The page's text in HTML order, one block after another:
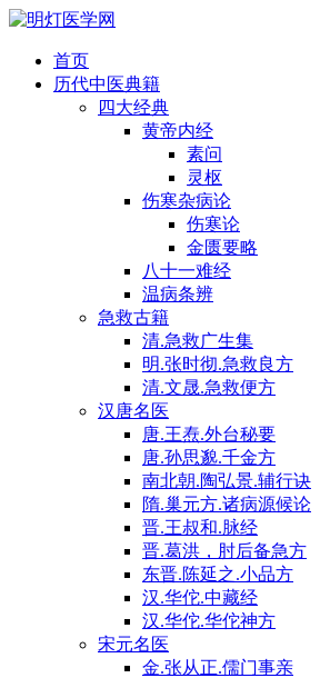
首页
历代中医典籍
四大经典
黄帝内经
素问
灵枢
伤寒杂病论
伤寒论
金匮要略
八十一难经
温病条辨
急救古籍
清.急救广生集
明.张时彻.急救良方
清.文晟.急救便方
汉唐名医
唐.王焘.外台秘要
唐.孙思邈.千金方
南北朝.陶弘景.辅行诀
隋.巢元方.诸病源候论
晋.王叔和.脉经
晋.葛洪，肘后备急方
东晋.陈延之.小品方
汉.华佗.中藏经
汉.华佗.华佗神方
宋元名医
金.张从正.儒门事亲